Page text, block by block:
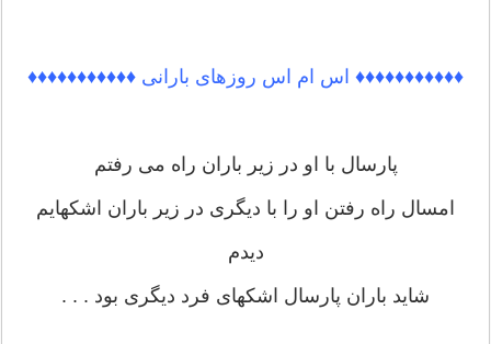
♦♦♦♦♦♦♦♦♦♦♦ اس ام اس روزهای بارانی ♦♦♦♦♦♦♦♦♦♦♦
پارسال با او در زیر باران راه می رفتم
امسال راه رفتن او را با دیگری در زیر باران اشکهایم
دیدم
شاید باران پارسال اشکهای فرد دیگری بود . . .